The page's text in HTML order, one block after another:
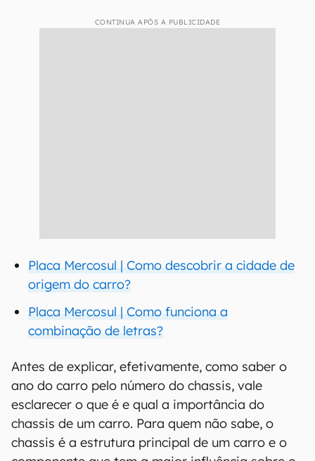
CONTINUA APÓS A PUBLICIDADE
Placa Mercosul | Como descobrir a cidade de
origem do carro?
Placa Mercosul | Como funciona a
combinação de letras?
Antes de explicar, efetivamente, como saber o
ano do carro pelo número do chassis, vale
esclarecer o que é e qual a importância do
chassis de um carro. Para quem não sabe, o
chassis é a estrutura principal de um carro e o